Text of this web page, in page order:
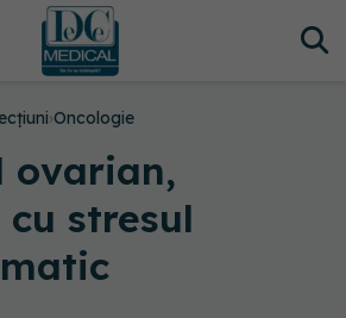
›Oncologie
ovarian,
stresul